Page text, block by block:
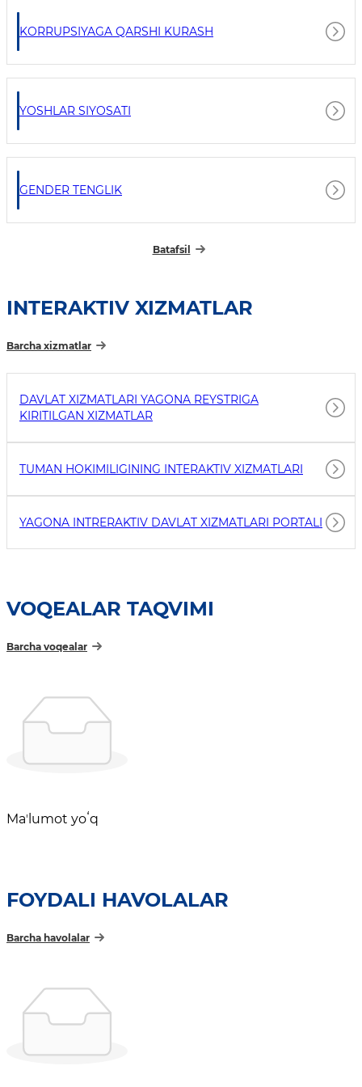
KORRUPSIYAGA QARSHI KURASH
YOSHLAR SIYOSATI
GENDER TENGLIK
Batafsil
INTERAKTIV XIZMATLAR
Barcha xizmatlar
DAVLAT XIZMATLARI YAGONA REYSTRIGA
KIRITILGAN XIZMATLAR
TUMAN HOKIMILIGINING INTERAKTIV XIZMATLARI
YAGONA INTRERAKTIV DAVLAT XIZMATLARI PORTALI
VOQEALAR TAQVIMI
Barcha voqealar
Maʼlumot yoʻq
FOYDALI HAVOLALAR
Barcha havolalar